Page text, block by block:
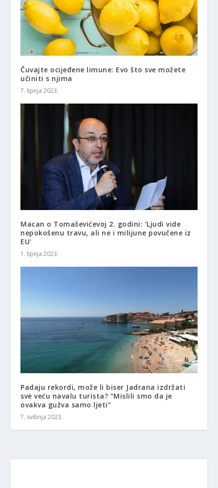
Čuvajte ocijeđene limune: Evo što sve možete
učiniti s njima
7. lipnja 2023.
Macan o Tomaševićevoj 2. godini: 'Ljudi vide
nepokošenu travu, ali ne i milijune povučene iz
EU'
1. lipnja 2023.
Padaju rekordi, može li biser Jadrana izdržati
sve veću navalu turista? “Mislili smo da je
ovakva gužva samo ljeti”
7. svibnja 2023.